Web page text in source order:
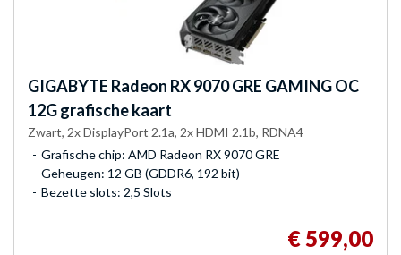
GIGABYTE Radeon RX 9070 GRE GAMING OC
12G grafische kaart
Zwart, 2x DisplayPort 2.1a, 2x HDMI 2.1b, RDNA4
Grafische chip: AMD Radeon RX 9070 GRE
Geheugen: 12 GB (GDDR6, 192 bit)
Bezette slots: 2,5 Slots
€ 599,00